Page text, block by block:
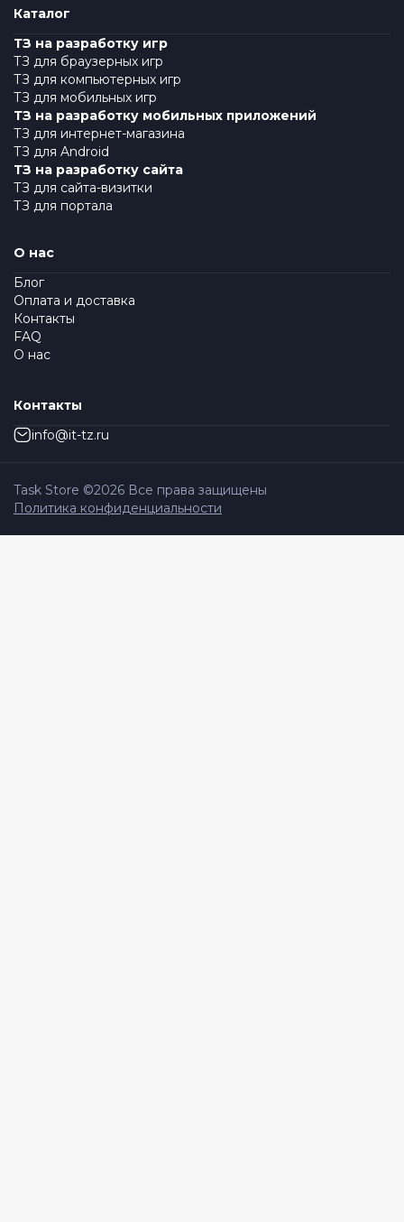
Каталог
ТЗ на разработку игр
ТЗ для браузерных игр
ТЗ для компьютерных игр
ТЗ для мобильных игр
ТЗ на разработку мобильных приложений
ТЗ для интернет-магазина
ТЗ для Android
ТЗ на разработку сайта
ТЗ для сайта-визитки
ТЗ для портала
О нас
Блог
Оплата и доставка
Контакты
FAQ
О нас
Контакты
info@it-tz.ru
Task Store ©2026 Все права защищены
Политика конфиденциальности